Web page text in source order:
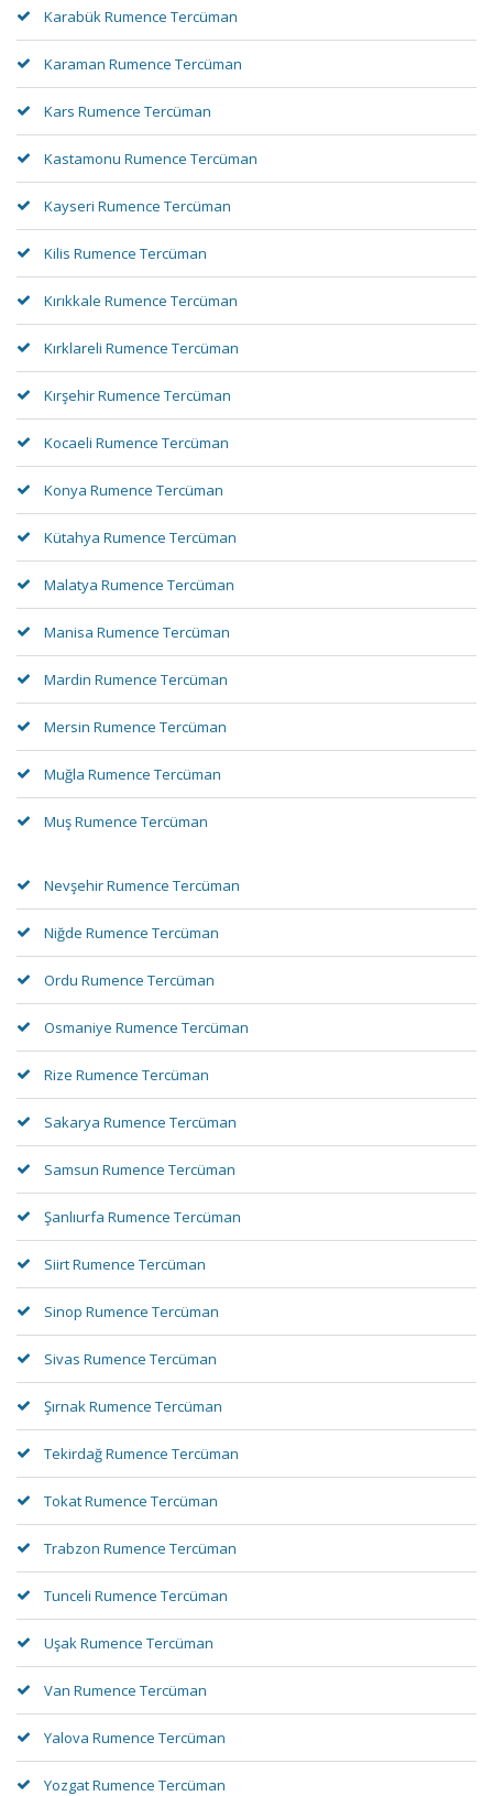
Karabük Rumence Tercüman
Karaman Rumence Tercüman
Kars Rumence Tercüman
Kastamonu Rumence Tercüman
Kayseri Rumence Tercüman
Kilis Rumence Tercüman
Kırıkkale Rumence Tercüman
Kırklareli Rumence Tercüman
Kırşehir Rumence Tercüman
Kocaeli Rumence Tercüman
Konya Rumence Tercüman
Kütahya Rumence Tercüman
Malatya Rumence Tercüman
Manisa Rumence Tercüman
Mardin Rumence Tercüman
Mersin Rumence Tercüman
Muğla Rumence Tercüman
Muş Rumence Tercüman
Nevşehir Rumence Tercüman
Niğde Rumence Tercüman
Ordu Rumence Tercüman
Osmaniye Rumence Tercüman
Rize Rumence Tercüman
Sakarya Rumence Tercüman
Samsun Rumence Tercüman
Şanlıurfa Rumence Tercüman
Siirt Rumence Tercüman
Sinop Rumence Tercüman
Sivas Rumence Tercüman
Şırnak Rumence Tercüman
Tekirdağ Rumence Tercüman
Tokat Rumence Tercüman
Trabzon Rumence Tercüman
Tunceli Rumence Tercüman
Uşak Rumence Tercüman
Van Rumence Tercüman
Yalova Rumence Tercüman
Yozgat Rumence Tercüman